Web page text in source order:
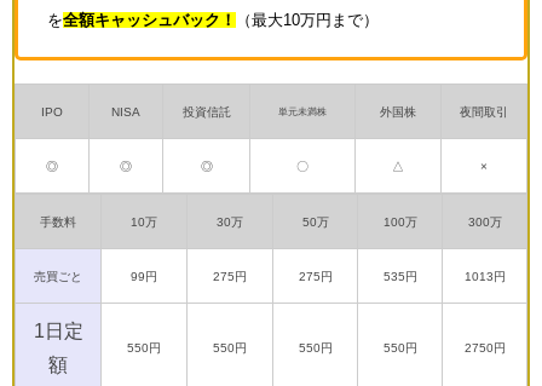
を全額キャッシュバック！ （最大10万円まで）
IPO NISA 投資信託 単元未満株 外国株 夜間取引
◎ ◎ ◎ 〇 △ ×
手数料 10万 30万 50万 100万 300万
売買ごと 99円 275円 275円 535円 1013円
1日定
額
550円 550円 550円 550円 2750円